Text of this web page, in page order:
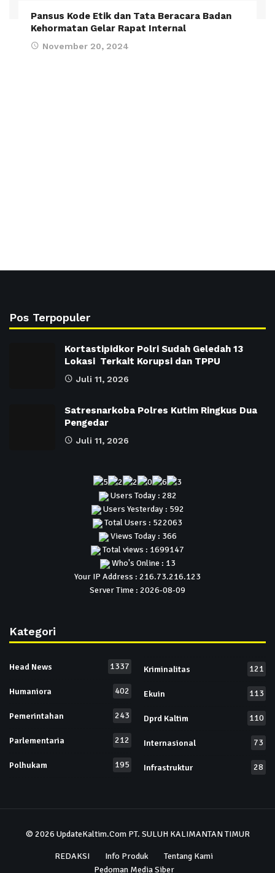
Pansus Kode Etik dan Tata Beracara Badan
Kehormatan Gelar Rapat Internal
November 20, 2024
Pos Terpopuler
Kortastipidkor Polri Sudah Geledah 13
Lokasi Terkait Korupsi dan TPPU
Juli 11, 2026
Satresnarkoba Polres Kutim Ringkus Dua
Pengedar
Juli 11, 2026
Users Today : 282
Users Yesterday : 592
Total Users : 522063
Views Today : 366
Total views : 1699147
Who's Online : 13
Your IP Address : 216.73.216.123
Server Time : 2026-08-09
Kategori
Head News 1337
Humaniora 402
Pemerintahan 243
Parlementaria 212
Polhukam 195
Kriminalitas 121
Ekuin 113
Dprd Kaltim 110
Internasional 73
Infrastruktur 28
© 2026 UpdateKaltim.ComPT. SULUH KALIMANTAN TIMUR
REDAKSI Info Produk
Tentang Kami
Pedoman Media Siber